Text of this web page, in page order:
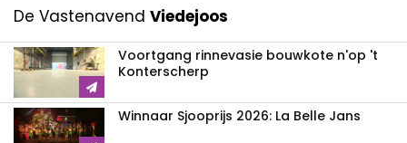
De Vastenavend Viedejoos
Voortgang rinnevasie bouwkote n'op 't
Konterscherp
Winnaar Sjooprijs 2026: La Belle Jans